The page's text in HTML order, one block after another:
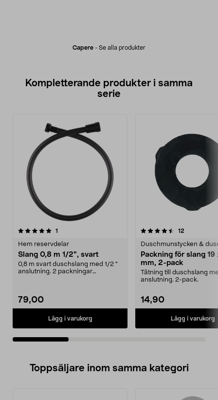
Capere - Se alla produkter
Kompletterande produkter i samma
serie
1
Hem reservdelar
Slang 0,8 m 1/2", svart
0,8 m svart duschslang med 1/2 "
anslutning. 2 packningar
79,00
Lägg i varukorg
4.5av 5 stjärnor 12
Duschmunstycken &
Packning för slang 19
mm, 2-pack
Tätning till duschslang
anslutning. 2-pack.
14,90
Lägg i varukorg
5.0av 5 stjärnor
Toppsäljare inom samma kategori